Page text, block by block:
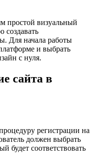
простой визуальный
создавать
Для начала работы
и выбрать
с нуля.
сайта в
регистрации на
должен выбрать
будет соответствовать